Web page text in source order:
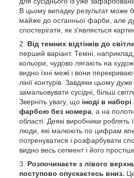
В цьому випадку результат може
майже до останньої фарби, але
спостерігати, як з'являється
Від темних відтінків до
перший варіант. Темні, наприклад,
кольори, чудово лягають на
видно їхні межі і вони
лінії контурів. Завдяки цьому
замальовувати сусідні, більш
Зверніть увагу, що іноді в
фарбою без номера , а на
області. Деякі виробники роблять
люди, які малюють по цифрам
потренуватися і розфарбувати
видно весь сегмент і його
Розпочинаєте з лівого
поступово опускаєтесь вниз.